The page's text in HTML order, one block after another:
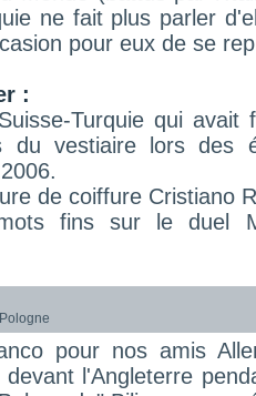
ne fait plus parler
pour eux de se
:
Turquie qui avait
du vestiaire lors des
de coiffure Cristiano
fins sur le duel
pour nos amis
l'Angleterre